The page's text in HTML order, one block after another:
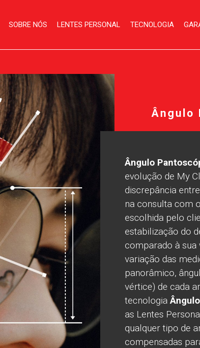
SOBRE NÓS LENTES PERSONAL TECNOLOGIA
Ângulo
Ângulo
evolução de My
discrepância
na consulta com
escolhida pelo
estabilização do
comparado à sua
variação das
panorâmico,
vértice) de cada
tecnologia
as Lentes
qualquer tipo de
compensadas